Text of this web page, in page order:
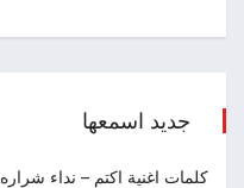
جديد اسمعها
كلمات اغنية اكتم – نداء شراره